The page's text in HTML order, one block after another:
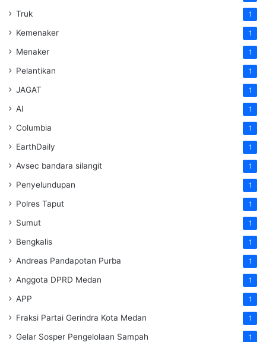
Truk 1
Kemenaker 1
Menaker 1
Pelantikan 1
JAGAT 1
AI 1
Columbia 1
EarthDaily 1
Avsec bandara silangit 1
Penyelundupan 1
Polres Taput 1
Sumut 1
Bengkalis 1
Andreas Pandapotan Purba 1
Anggota DPRD Medan 1
APP 1
Fraksi Partai Gerindra Kota Medan 1
Gelar Sosper Pengelolaan Sampah 1